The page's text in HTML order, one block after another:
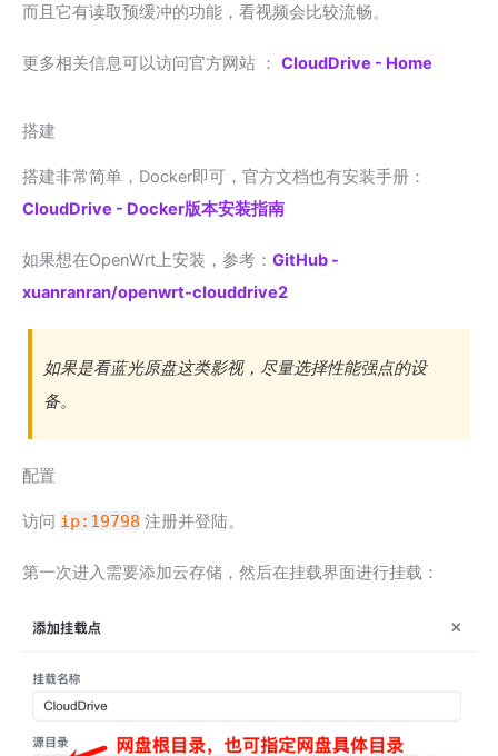
而且它有读取预缓冲的功能，看视频会比较流畅。
更多相关信息可以访问官方网站 ： CloudDrive - Home
搭建
搭建非常简单，Docker即可，官方文档也有安装手册：
CloudDrive - Docker版本安装指南
如果想在OpenWrt上安装，参考： GitHub -
xuanranran/openwrt-clouddrive2
如果是看蓝光原盘这类影视，尽量选择性能强点的设
备。
配置
访问 ip:19798 注册并登陆。
第一次进入需要添加云存储，然后在挂载界面进行挂载：